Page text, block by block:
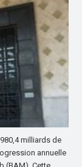
milliards de
annuelle